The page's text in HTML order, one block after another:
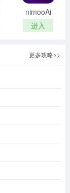
nimooAi
免登录版
进入
更多攻略>>